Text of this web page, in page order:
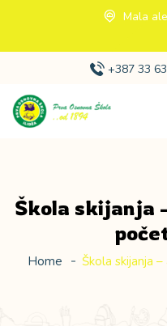
Mala
+387 33
Škola skijanja
Home Škola skijanja